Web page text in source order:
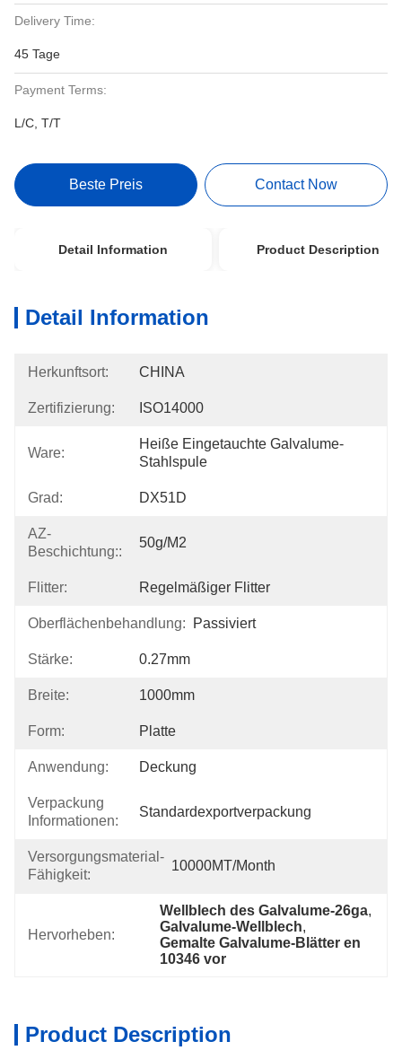
Delivery Time:
45 Tage
Payment Terms:
L/C, T/T
Beste Preis Contact Now
Detail Information Product Description
Detail Information
Herkunftsort: CHINA
Zertifizierung: ISO14000
Ware:
Heiße Eingetauchte Galvalume-
Stahlspule
Grad: DX51D
AZ-
Beschichtung::
50g/m2
Flitter: Regelmäßiger Flitter
Oberflächenbehandlung: Passiviert
Stärke: 0.27mm
Breite: 1000mm
Form: Platte
Anwendung: Deckung
Verpackung
Informationen:
Standardexportverpackung
Versorgungsmaterial-
Fähigkeit:
10000MT/month
Hervorheben:
Wellblech des Galvalume-26ga
Galvalume-Wellblech,
Gemalte Galvalume-Blätter en
10346 vor
Product Description